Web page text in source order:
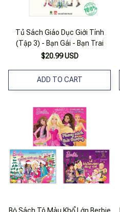
Tủ Sách Giáo Dục Giới Tính
(Tập 3) - Bạn Gái - Bạn Trai
$20.99 USD
ADD TO CART
Bộ Sách Tô Màu Khổ Lớn Berbie